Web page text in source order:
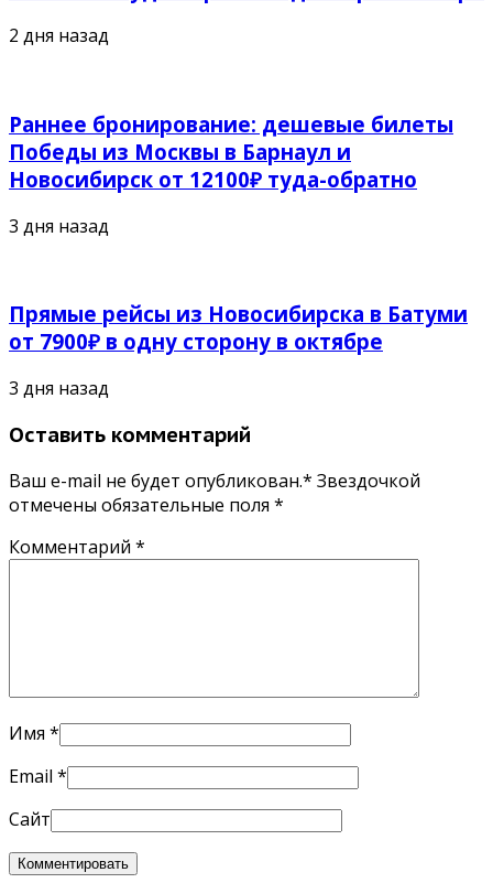
2 дня назад
Раннее бронирование: дешевые билеты
Победы из Москвы в Барнаул и
Новосибирск от 12100₽ туда-обратно
3 дня назад
Прямые рейсы из Новосибирска в Батуми
от 7900₽ в одну сторону в октябре
3 дня назад
Оставить комментарий
Ваш e-mail не будет опубликован.* Звездочкой
отмечены обязательные поля *
Комментарий *
Имя *
Email *
Сайт